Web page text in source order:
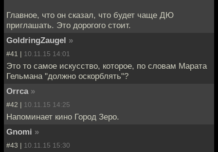
Главное, что он сказал, что будет чаще ДЮ
приглашать. Это дорогого стоит.
GoldringZaugel »
#41 | 10.11.15 14:01
Это то самое искусство, которое, по словам Марата
Гельмана "должно оскорблять"?
Orrca »
#42 | 10.11.15 14:25
Напоминает кино Город Зеро.
Gnomi »
#43 | 10.11.15 15:30